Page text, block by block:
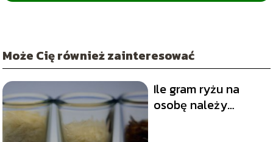
Może Cię również zainteresować
Ile gram ryżu na
osobę należy